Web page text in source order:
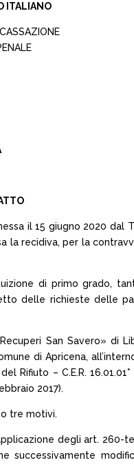
ITALIANO
il 15 giugno 2020 dal
recidiva, per la
di primo grado,
richieste delle parti
San Savero» di
di Apricena,
Rifiuto – C.E.R.
2017).
tre motivi.
degli art. 260-
successivamente